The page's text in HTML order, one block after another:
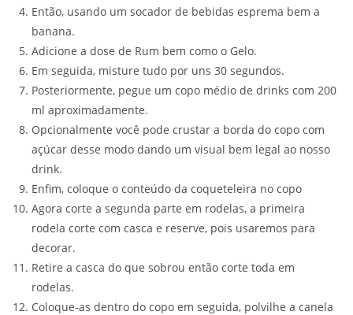
Então, usando um socador de bebidas esprema bem a
banana.
Adicione a dose de Rum bem como o Gelo.
Em seguida, misture tudo por uns 30 segundos.
Posteriormente, pegue um copo médio de drinks com 200
ml aproximadamente.
Opcionalmente você pode crustar a borda do copo com
açúcar desse modo dando um visual bem legal ao nosso
drink.
Enfim, coloque o conteúdo da coqueteleira no copo
Agora corte a segunda parte em rodelas, a primeira
rodela corte com casca e reserve, pois usaremos para
decorar.
Retire a casca do que sobrou então corte toda em
rodelas.
Coloque-as dentro do copo em seguida, polvilhe a canela